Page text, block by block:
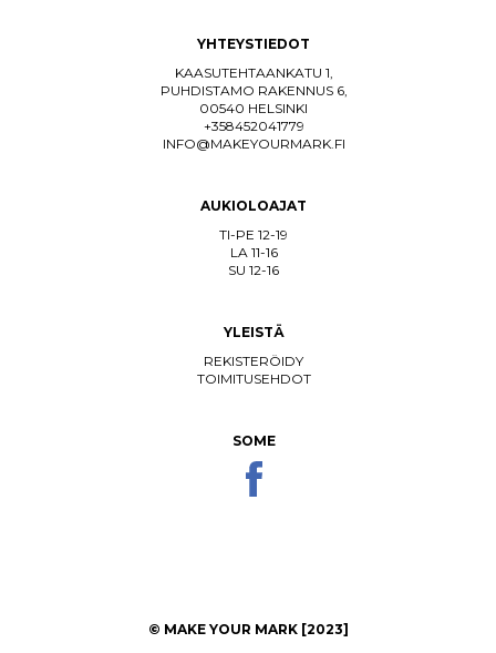
YHTEYSTIEDOT
KAASUTEHTAANKATU 1,
PUHDISTAMO RAKENNUS 6,
00540 HELSINKI
+358452041779
INFO@MAKEYOURMARK.FI
AUKIOLOAJAT
TI-PE 12-19
LA 11-16
SU 12-16
YLEISTÄ
REKISTERÖIDY
TOIMITUSEHDOT
SOME
© MAKE YOUR MARK [2023]